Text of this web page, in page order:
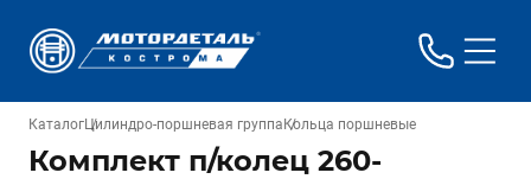
КаталогЦилиндро-поршневая группа Кольца поршневые
Комплект п/колец 260-